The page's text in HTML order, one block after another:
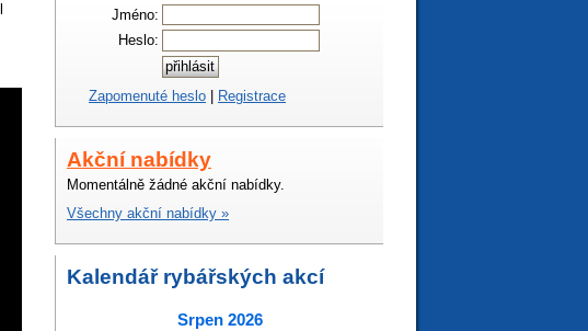
Jméno:
Heslo:
Zapomenuté heslo | Registrace
Akční nabídky
Momentálně žádné akční nabídky.
Všechny akční nabídky »
Kalendář rybářských akcí
Srpen 2026